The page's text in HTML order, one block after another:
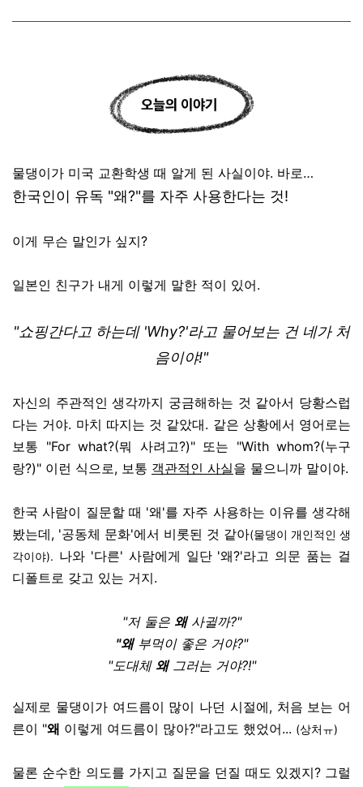
물댕이가 미국 교환학생 때 알게 된 사실이야. 바로…
한국인이 유독 "왜?"를 자주 사용한다는 것!
이게 무슨 말인가 싶지?
일본인 친구가 내게 이렇게 말한 적이 있어.
"쇼핑간다고 하는데 'Why?'라고 물어보는 건 네가 처
음이야!"
자신의 주관적인 생각까지 궁금해하는 것 같아서 당황스럽
다는 거야. 마치 따지는 것 같았대. 같은 상황에서 영어로는
보통 "For what?(뭐 사려고?)" 또는 "With whom?(누구
랑?)" 이런 식으로, 보통 객관적인 사실을 물으니까 말이야.
한국 사람이 질문할 때 '왜'를 자주 사용하는 이유를 생각해
봤는데, '공동체 문화'에서 비롯된 것 같아(물댕이 개인적인 생
각이야). 나와 '다른' 사람에게 일단 '왜?'라고 의문 품는 걸
디폴트로 갖고 있는 거지.
"저 둘은 왜사귈까?"
"왜부먹이 좋은 거야?"
"도대체 왜그러는 거야?!"
실제로 물댕이가 여드름이 많이 나던 시절에, 처음 보는 어
른이 "왜 이렇게 여드름이 많아?"라고도 했었어... (상처ㅠ)
물론 순수한 의도를 가지고 질문을 던질 때도 있겠지? 그럴